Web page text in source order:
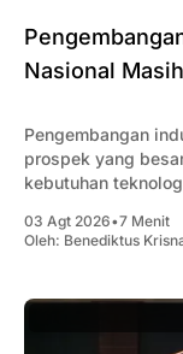
Nasional
Pengembangan
prospek yang
kebutuhan
03 Agt 2026•7 Menit
Oleh: Benediktus